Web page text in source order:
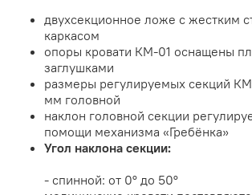
двухсекционное ложе с жестким
каркасом
опоры кровати КМ-01 оснащены
заглушками
размеры регулируемых секций
мм головной
наклон головной секции
помощи механизма «Гребёнка»
Угол наклона секции:
- спинной: от 0° до 50°